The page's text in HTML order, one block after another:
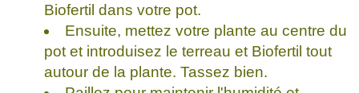
Biofertil dans votre pot.
Ensuite, mettez votre plante au centre du
pot et introduisez le terreau et Biofertil tout
autour de la plante. Tassez bien.